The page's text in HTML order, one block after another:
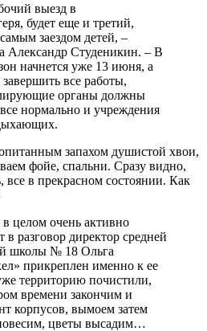
выезд в
будет еще и третий,
заездом детей, –
Александр Студеникин. – В
начнется уже 13 июня, а
все работы,
органы должны
нормально и учреждения
запахом душистой хвои,
фойе, спальни. Сразу видно,
все в прекрасном состоянии. Как
целом очень активно
в разговор директор средней
школы № 18 Ольга
прикреплен именно к ее
территорию почистили,
времени закончим и
корпусов, вымоем затем
цветы высадим…